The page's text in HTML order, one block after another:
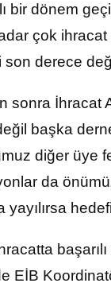
bir dönem
çok
derece
sonra İhracat
başka
diğer üye
da
yayılırsa
EİB